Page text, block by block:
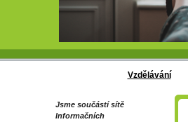
Vzdělávání
Jsme součástí sítě
Informačních